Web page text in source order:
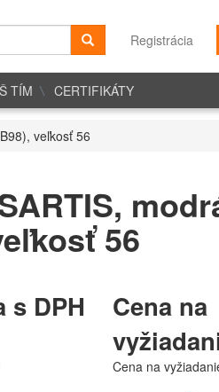
Registrácia
TÍM CERTIFIKÁTY
veľkosť 56
56
s DPH
Cena na
Cena na